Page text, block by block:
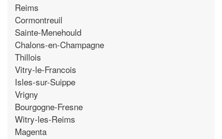
Reims
Cormontreuil
Sainte-Menehould
Chalons-en-Champagne
Thillois
Vitry-le-Francois
Isles-sur-Suippe
Vrigny
Bourgogne-Fresne
Witry-les-Reims
Magenta